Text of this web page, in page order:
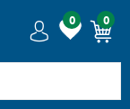
0 0